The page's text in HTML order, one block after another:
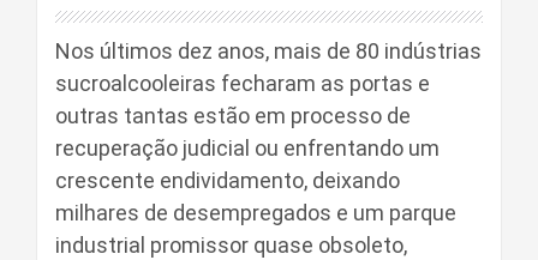
Nos últimos dez anos, mais de 80 indústrias
sucroalcooleiras fecharam as portas e
outras tantas estão em processo de
recuperação judicial ou enfrentando um
crescente endividamento, deixando
milhares de desempregados e um parque
industrial promissor quase obsoleto,